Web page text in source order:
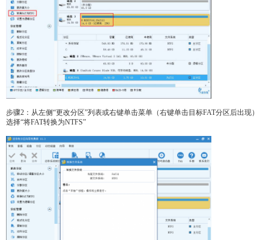
步骤2：从左侧“更改分区”列表或右键单击菜单（右键单击目标FAT分区后出现）
选择“将FAT转换为NTFS”